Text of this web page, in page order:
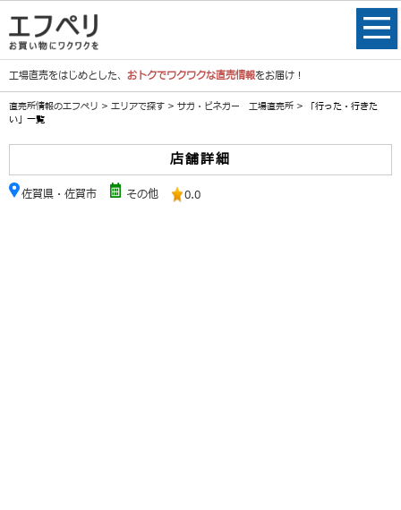
工場直売をはじめとした、 おトクでワクワクな直売情報をお届け！
直売所情報のエフペリ > エリアで探す > サガ・ビネガー 工場直売所 > 「行った・行きた
い」一覧
店舗詳細
佐賀県・佐賀市 その他 0.0